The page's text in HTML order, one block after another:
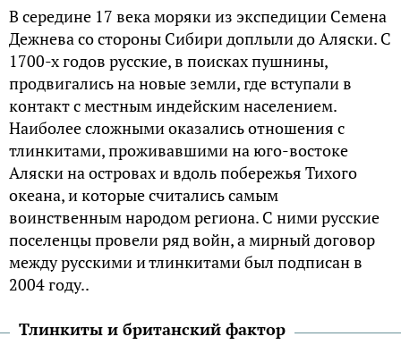
В середине 17 века моряки из экспедиции Семена
Дежнева со стороны Сибири доплыли до Аляски. С
1700-х годов русские, в поисках пушнины,
продвигались на новые земли, где вступали в
контакт с местным индейским населением.
Наиболее сложными оказались отношения с
тлинкитами, проживавшими на юго-востоке
Аляски на островах и вдоль побережья Тихого
океана, и которые считались самым
воинственным народом региона. С ними русские
поселенцы провели ряд войн, а мирный договор
между русскими и тлинкитами был подписан в
2004 году..
Тлинкиты и британский фактор